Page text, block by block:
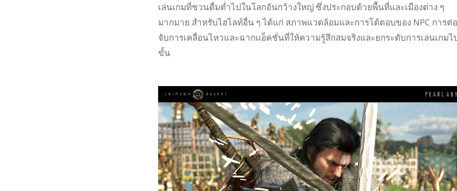
เล่นเกมที่ชวนดื่มด่ำไปในโลกอันกว้างใหญ่ ซึ่งประกอบด้วยพื้นที่และเมืองต่าง ๆ
มากมาย สำหรับไฮไลท์อื่น ๆ ได้แก่ สภาพแวดล้อมและการโต้ตอบของ NPC การต่
จับการเคลื่อนไหวและฉากแอ็คชั่นที่ให้ความรู้สึกสมจริงและยกระดับการเล่นเกมไ
ขั้น